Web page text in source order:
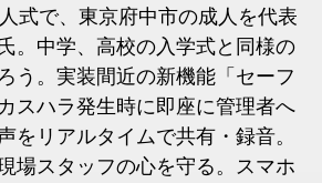
式で、東京府中市の成人を代表
。中学、高校の入学式と同様の
う。実装間近の新機能「セーフ
スハラ発生時に即座に管理者へ
をリアルタイムで共有・録音。
場スタッフの心を守る。スマホ